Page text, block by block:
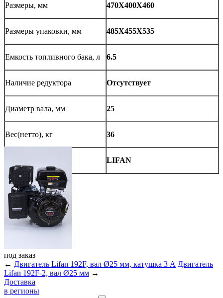
Размеры, мм 470Х400Х460
Размеры упаковки, мм 485Х455Х535
Емкость топливного бака, л 6.5
Наличие редуктора Отсутствует
Диаметр вала, мм 25
Вес(нетто), кг 36
LIFAN
под заказ
← Двигатель Lifan 192F, вал Ø25 мм, катушка 3 А Двигатель
Lifan 192F-2, вал Ø25 мм →
Доставка
в регионы